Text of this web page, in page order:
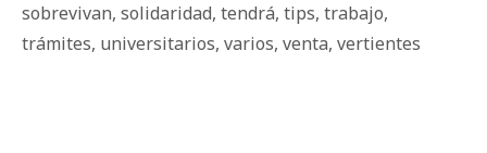
sobrevivan, solidaridad, tendrá, tips, trabajo,
trámites, universitarios, varios, venta, vertientes